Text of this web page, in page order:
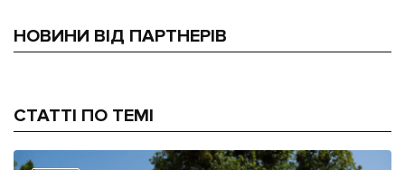
НОВИНИ ВІД ПАРТНЕРІВ
СТАТТІ ПО ТЕМІ